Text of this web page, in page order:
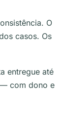
O
casos. Os
entregue até
com dono e